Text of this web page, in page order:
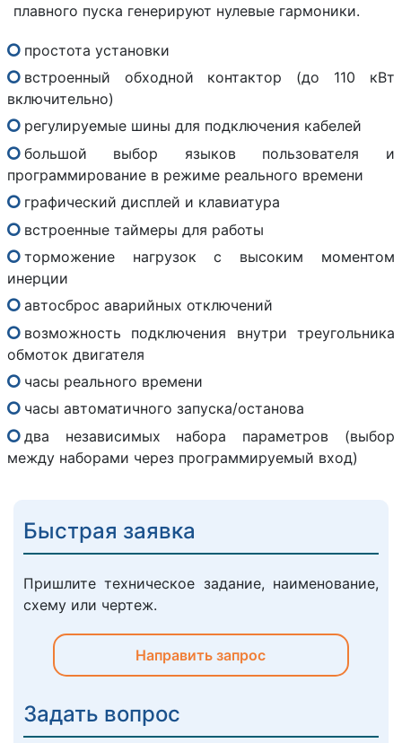
плавного пуска генерируют нулевые гармоники.
простота установки
встроенный обходной контактор (до 110 кВт
включительно)
регулируемые шины для подключения кабелей
большой выбор языков пользователя и
программирование в режиме реального времени
графический дисплей и клавиатура
встроенные таймеры для работы
торможение нагрузок с высоким моментом
инерции
автосброс аварийных отключений
возможность подключения внутри треугольника
обмоток двигателя
часы реального времени
часы автоматичного запуска/останова
два независимых набора параметров (выбор
между наборами через программируемый вход)
Быстрая заявка
Пришлите техническое задание, наименование,
схему или чертеж.
Направить запрос
Задать вопрос